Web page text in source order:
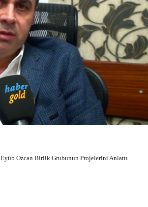
Eyüb Özcan Birlik Grubunun Projelerini Anlattı